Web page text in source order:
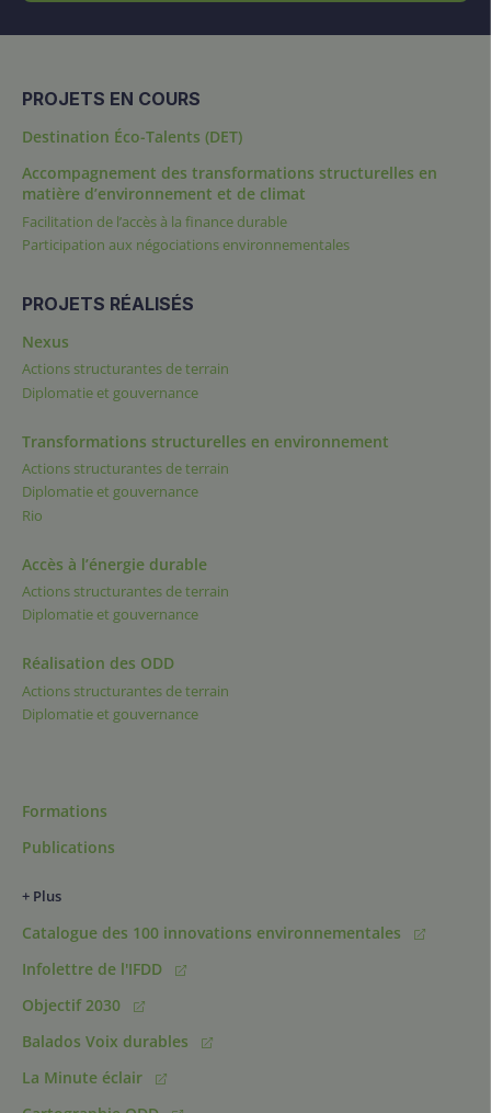
PROJETS EN COURS
Destination Éco-Talents (DET)
Accompagnement des transformations structurelles en
matière d’environnement et de climat
Facilitation de l’accès à la finance durable
Participation aux négociations environnementales
PROJETS RÉALISÉS
Nexus
Actions structurantes de terrain
Diplomatie et gouvernance
Transformations structurelles en environnement
Actions structurantes de terrain
Diplomatie et gouvernance
Rio
Accès à l’énergie durable
Actions structurantes de terrain
Diplomatie et gouvernance
Réalisation des ODD
Actions structurantes de terrain
Diplomatie et gouvernance
Formations
Publications
+ Plus
Catalogue des 100 innovations environnementales
Infolettre de l'IFDD
Objectif 2030
Balados Voix durables
La Minute éclair